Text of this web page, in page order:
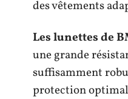
des vêtements
Leslunettes de
une grande
suffisamment
protection